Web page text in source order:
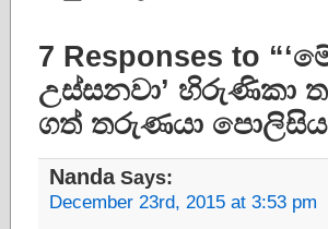
7 Responses to
උස්‌සනවා’ හිරුණිකා
ගත් තරුණයා
NandaSays:
December 23rd, 2015 at 3:53 pm